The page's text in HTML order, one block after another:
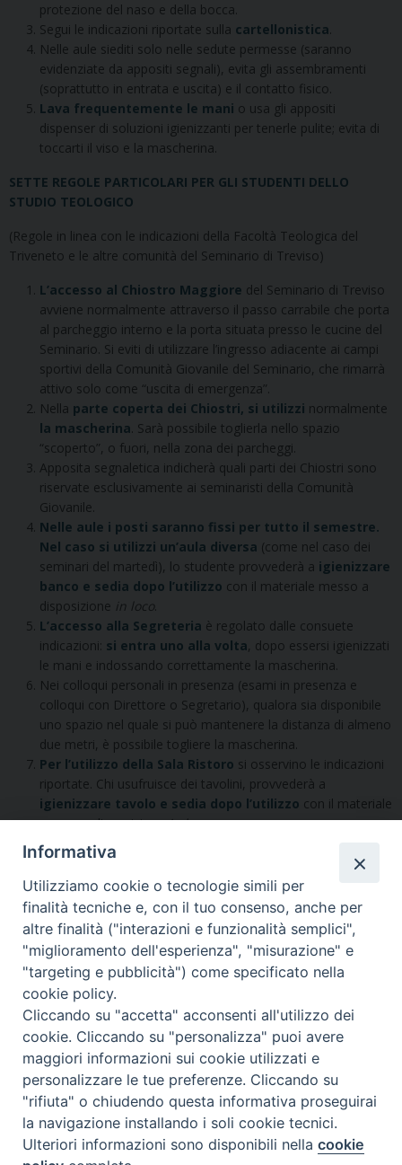
protezione del naso e della bocca.
Segui le indicazioni riportate sulla cartellonistica.
Nelle aule siediti solo nelle sedute permesse (saranno
evidenziate da appositi segnali), evita gli assembramenti
(soprattutto in entrata e uscita) e il contatto fisico.
Lava frequentemente le mani o usa gli appositi
dispenser di soluzioni igienizzanti per tenerle pulite; evita di
toccarti il viso e la mascherina.
SETTE REGOLE PARTICOLARI PER GLI STUDENTI DELLO
STUDIO TEOLOGICO
(Regole in linea con le indicazioni della Facoltà Teologica del
Triveneto e le altre comunità del Seminario di Treviso)
L’accesso al Chiostro Maggiore del Seminario di Treviso
avviene normalmente attraverso il passo carrabile che porta
al parcheggio interno e la porta situata presso le cucine del
Seminario. Si eviti di utilizzare l’ingresso adiacente ai campi
sportivi della Comunità Giovanile del Seminario, che rimarrà
attivo solo come “uscita di emergenza”.
Nella parte coperta dei Chiostri, si utilizzi normalmente
la mascherina. Sarà possibile toglierla nello spazio
“scoperto”, o fuori, nella zona dei parcheggi.
Apposita segnaletica indicherà quali parti dei Chiostri sono
riservate esclusivamente ai seminaristi della Comunità
Giovanile.
Nelle aule i posti saranno fissi per tutto il semestre.
Nel caso si utilizzi un’aula diversa (come nel caso dei
seminari del martedì), lo studente provvederà a igienizzare
banco e sedia dopo l’utilizzo con il materiale messo a
disposizione in loco.
L’accesso alla Segreteria è regolato dalle consuete
indicazioni: si entra uno alla volta, dopo essersi igienizzati
le mani e indossando correttamente la mascherina.
Nei colloqui personali in presenza (esami in presenza e
colloqui con Direttore o Segretario), qualora sia disponibile
uno spazio nel quale si può mantenere la distanza di almeno
due metri, è possibile togliere la mascherina.
Per l’utilizzo della Sala Ristoro si osservino le indicazioni
riportate. Chi usufruisce dei tavolini, provvederà a
igienizzare tavolo e sedia dopo l’utilizzo con il materiale
messo a disposizionein loco.
Seminario Vescovile di Treviso
p.tta Benedetto XI, 2
31100 Treviso
Tel. 0422 324835
segreteria@itigt.it
Orario di segreteria
lunedì 17.30-19.30
martedì 17.30-19.30
mercoledì 17.30-19.30
Informativa
Utilizziamo cookie o tecnologie simili per
finalità tecniche e, con il tuo consenso, anche per
altre finalità ("interazioni e funzionalità semplici",
"miglioramento dell'esperienza", "misurazione" e
"targeting e pubblicità") come specificato nella
cookie policy.
Cliccando su "accetta" acconsenti all'utilizzo dei
cookie. Cliccando su "personalizza" puoi avere
maggiori informazioni sui cookie utilizzati e
personalizzare le tue preferenze. Cliccando su
"rifiuta" o chiudendo questa informativa proseguirai
la navigazione installando i soli cookie tecnici.
Ulteriori informazioni sono disponibili nellacookie